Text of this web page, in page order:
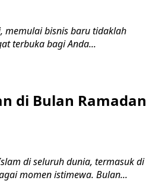
memulai bisnis baru tidaklah
terbuka bagi Anda...
di Bulan Ramadan
di seluruh dunia, termasuk di
momen istimewa. Bulan...